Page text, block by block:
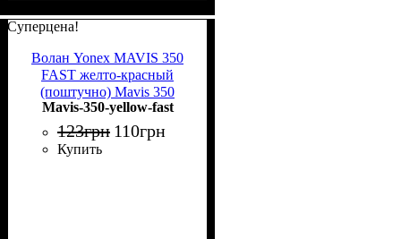
Суперцена!
Волан Yonex MAVIS 350
FAST желто-красный
(поштучно) Mavis 350
yellow-fast
Mavis-350-yellow-fast
123грн 110грн
Купить